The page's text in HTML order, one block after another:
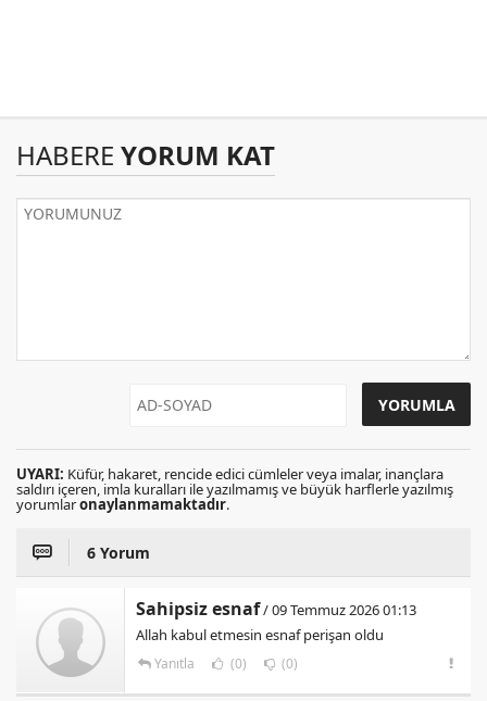
HABERE YORUM KAT
UYARI: Küfür, hakaret, rencide edici cümleler veya imalar, inançlara
saldırı içeren, imla kuralları ile yazılmamış ve büyük harflerle yazılmış
yorumlaronaylanmamaktadır.
6 Yorum
Sahipsiz esnaf/ 09 Temmuz 2026 01:13
Allah kabul etmesin esnaf perişan oldu
Yanıtla (0) (0)